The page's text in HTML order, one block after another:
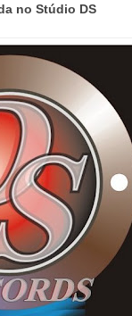
no Stúdio DS